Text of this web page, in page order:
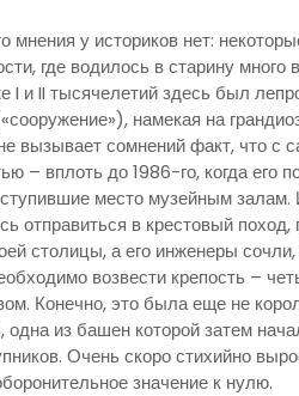
мнения у историков нет:
где водилось в старину
I и II тысячелетий здесь был
намекая на
вызывает сомнений факт, что с
– вплоть до 1986-го, когда его
место музейным залам.
отправиться в крестовый поход,
столицы, а его инженеры
возвести крепость –
Конечно, это была еще не
одна из башен которой затем
Очень скоро стихийно
значение к нулю.